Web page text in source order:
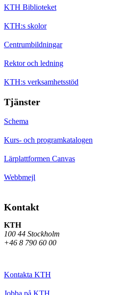
KTH Biblioteket
KTH:s skolor
Centrumbildningar
Rektor och ledning
KTH:s verksamhetsstöd
Tjänster
Schema
Kurs- och programkatalogen
Lärplattformen Canvas
Webbmejl
Kontakt
KTH
100 44 Stockholm
+46 8 790 60 00
Kontakta KTH
Jobba på KTH